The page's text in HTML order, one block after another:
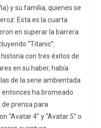
y su familia, quienes se
Esta es la cuarta
en superar la barrera
“Titanic”.
con tres éxitos de
en su haber, había
de la serie ambientada
entonces ha bromeado
prensa para
“Avatar 4” y “Avatar 5” o